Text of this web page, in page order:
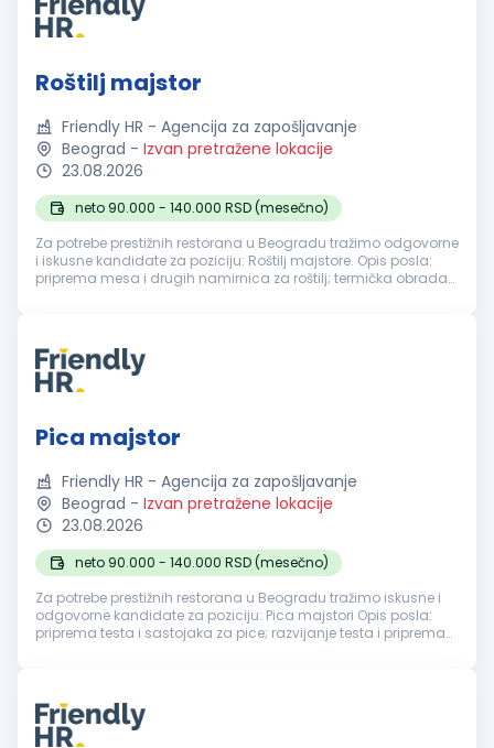
Roštilj majstor
Friendly HR - Agencija za zapošljavanje
Beograd - Izvan pretražene lokacije
23.08.2026
neto 90.000 - 140.000 RSD (mesečno)
Za potrebe prestižnih restorana u Beogradu tražimo odgovorne
i iskusne kandidate za poziciju: Roštilj majstore. Opis posla:
priprema mesa i drugih namirnica za roštilj; termička obrada
Pica majstor
Friendly HR - Agencija za zapošljavanje
Beograd - Izvan pretražene lokacije
23.08.2026
neto 90.000 - 140.000 RSD (mesečno)
Za potrebe prestižnih restorana u Beogradu tražimo iskusne i
odgovorne kandidate za poziciju: Pica majstori Opis posla:
priprema testa i sastojaka za pice; razvijanje testa i priprema